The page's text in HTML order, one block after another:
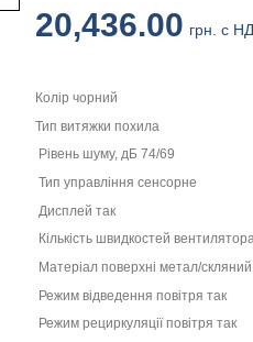
20,436.00 грн. с
Колір чорний
Тип витяжки похила
Рівень шуму, дБ 74/69
Тип управління сенсорне
Дисплей так
Кількість швидкостей
Матеріал поверхні метал/
Режим відведення повітря так
Режим рециркуляції повітря так